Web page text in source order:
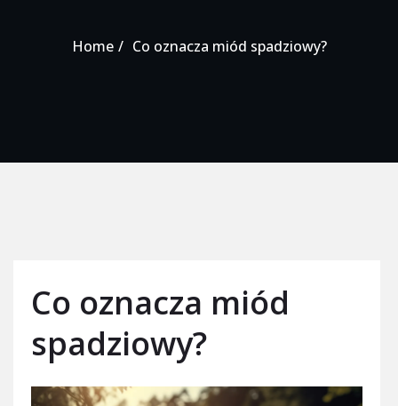
Home Co oznacza miód spadziowy?
Co oznacza miód
spadziowy?